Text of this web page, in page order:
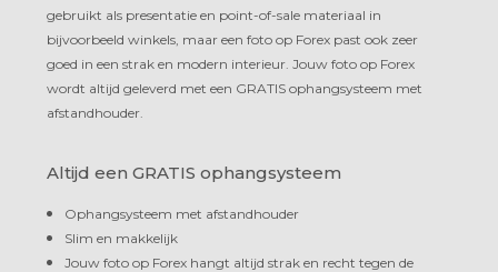
gebruikt als presentatie en point-of-sale materiaal in
bijvoorbeeld winkels, maar een foto op Forex past ook zeer
goed in een strak en modern interieur. Jouw foto op Forex
wordt altijd geleverd met een GRATIS ophangsysteem met
afstandhouder.
Altijd een GRATIS ophangsysteem
Ophangsysteem met afstandhouder
Slim en makkelijk
Jouw foto op Forex hangt altijd strak en recht tegen de